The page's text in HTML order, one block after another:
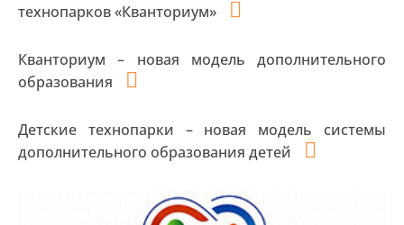
технопарков «Кванториум»
Кванториум – новая модель дополнительного
образования
Детские технопарки – новая модель системы
дополнительного образования детей